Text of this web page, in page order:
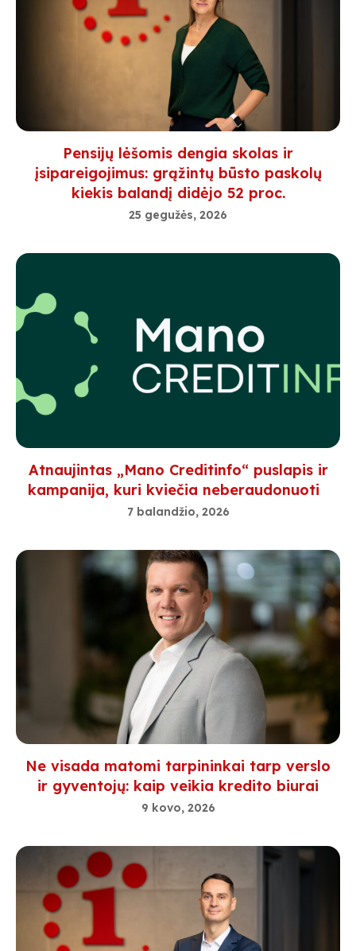
Pensijų lėšomis dengia skolas ir
įsipareigojimus: grąžintų būsto paskolų
kiekis balandį didėjo 52 proc.
25 gegužės, 2026
Atnaujintas „Mano Creditinfo“ puslapis ir
kampanija, kuri kviečia neberaudonuoti
7 balandžio, 2026
Ne visada matomi tarpininkai tarp verslo
ir gyventojų: kaip veikia kredito biurai
9 kovo, 2026